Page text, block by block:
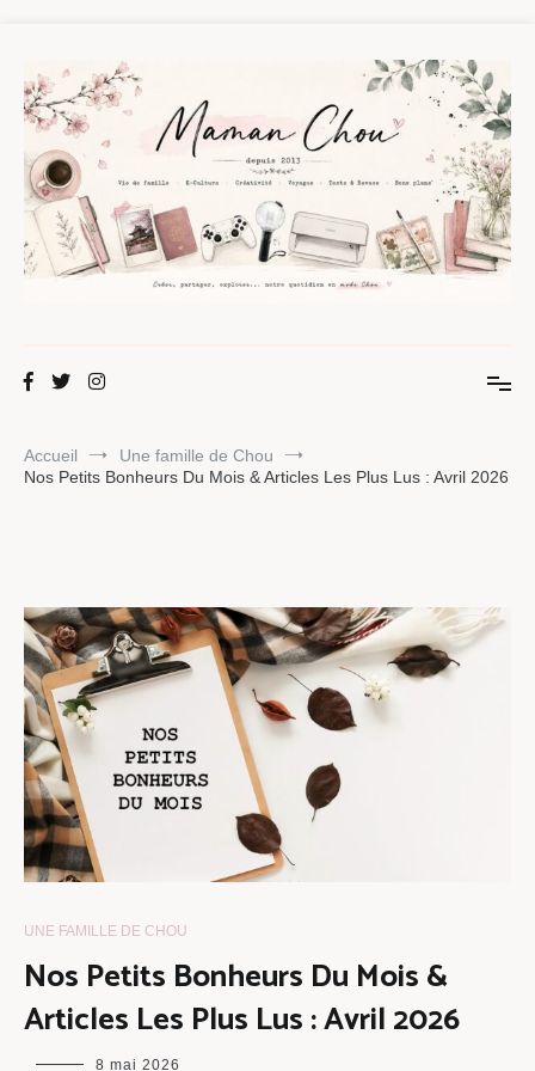
contenu
Maman Chou
Accueil
Une famille de Chou
Nos Petits Bonheurs Du Mois & Articles Les Plus Lus : Avril 2026
UNE FAMILLE DE CHOU
Nos Petits Bonheurs Du Mois &
Articles Les Plus Lus : Avril 2026
maman 8 mai 2026